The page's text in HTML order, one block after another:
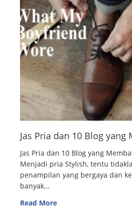
Jas Pria dan 10 Blog yang
Jas Pria dan 10 Blog yang
Menjadi pria Stylish, tentu
penampilan yang bergaya dan
banyak…
Read More